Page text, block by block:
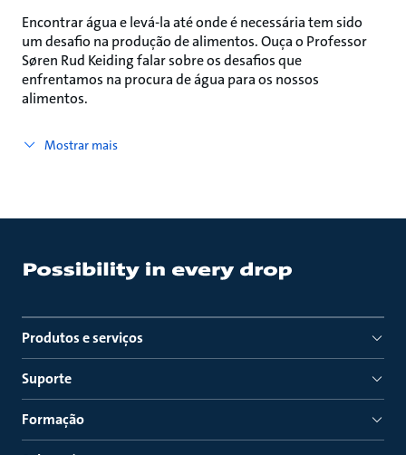
Encontrar água e levá-la até onde é necessária tem sido
um desafio na produção de alimentos. Ouça o Professor
Søren Rud Keiding falar sobre os desafios que
enfrentamos na procura de água para os nossos
alimentos.
Mostrar mais
Produtos e serviços
Suporte
Formação